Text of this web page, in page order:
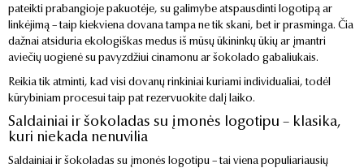
pateikti prabangioje pakuotėje, su galimybe atspausdinti logotipą ar
linkėjimą – taip kiekviena dovana tampa ne tik skani, bet ir prasminga. Čia
dažnai atsiduria ekologiškas medus iš mūsų ūkininkų ūkių ar įmantri
aviečių uogienė su pavyzdžiui cinamonu ar šokolado gabaliukais.
Reikia tik atminti, kad visi dovanų rinkiniai kuriami individualiai, todėl
kūrybiniam procesui taip pat rezervuokite dalį laiko.
Saldainiai ir šokoladas su įmonės logotipu – klasika,
kuri niekada nenuvilia
Saldainiai ir šokoladas su įmonės logotipu – tai viena populiariausių